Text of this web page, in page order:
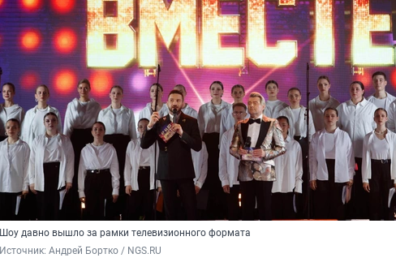
Шоу давно вышло за рамки телевизионного формата
Источник: Андрей Бортко / NGS.RU